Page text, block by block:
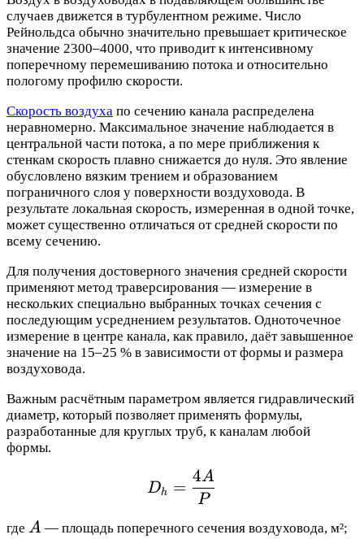
случаев движется в турбулентном режиме. Число
Рейнольдса обычно значительно превышает критическое
значение 2300–4000, что приводит к интенсивному
поперечному перемешиванию потока и относительно
пологому профилю скорости.
Скорость воздуха по сечению канала распределена
неравномерно. Максимальное значение наблюдается в
центральной части потока, а по мере приближения к
стенкам скорость плавно снижается до нуля. Это явление
обусловлено вязким трением и образованием
пограничного слоя у поверхности воздуховода. В
результате локальная скорость, измеренная в одной точке,
может существенно отличаться от средней скорости по
всему сечению.
Для получения достоверного значения средней скорости
применяют метод траверсирования — измерение в
нескольких специально выбранных точках сечения с
последующим усреднением результатов. Одноточечное
измерение в центре канала, как правило, даёт завышенное
значение на 15–25 % в зависимости от формы и размера
воздуховода.
Важным расчётным параметром является гидравлический
диаметр, который позволяет применять формулы,
разработанные для круглых труб, к каналам любой
формы.
D_h = \frac{4A}{P}
Dh =
P
4A
где A
A — площадь поперечного сечения воздуховода, м²;